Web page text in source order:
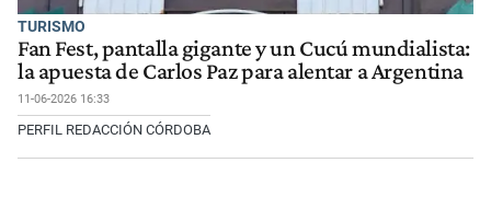
TURISMO
Fan Fest, pantalla gigante y un Cucú mundialista:
la apuesta de Carlos Paz para alentar a Argentina
11-06-2026 16:33
PERFIL REDACCIÓN CÓRDOBA